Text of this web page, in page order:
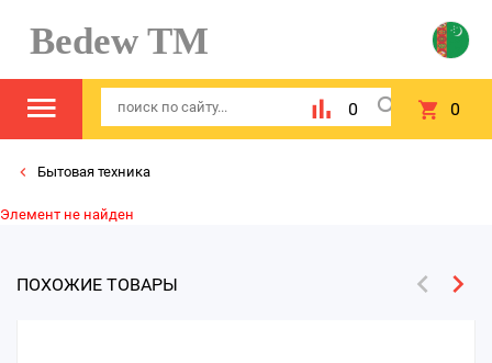
Bedew TM
0 0
Бытовая техника
Элемент не найден
ПОХОЖИЕ ТОВАРЫ